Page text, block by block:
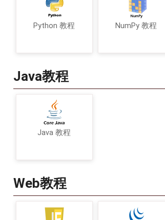
Python 教程 NumPy 教程
Java教程
Java 教程
Web教程